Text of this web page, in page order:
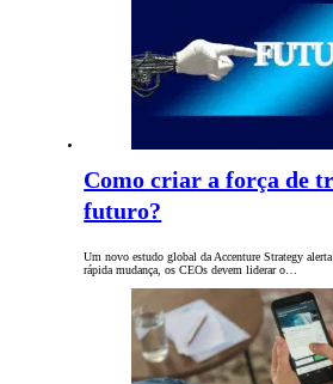
Como criar a força de
futuro?
Um novo estudo global da Accenture Strategy
rápida mudança, os CEOs devem liderar o…